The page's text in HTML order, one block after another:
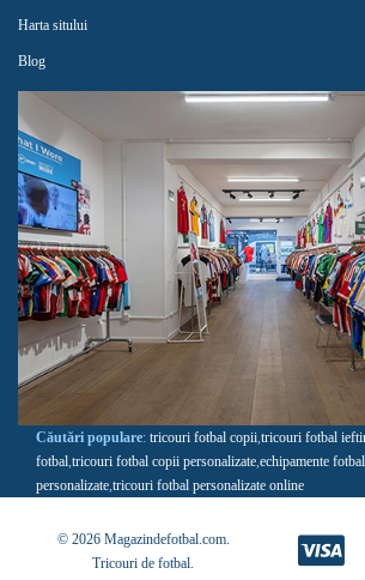
Harta sitului
Blog
Căutări populare: tricouri fotbal copii tricouri fotbal
fotbal tricouri fotbal copii personalizate echipamente
personalizate tricouri fotbal personalizate online
© 2026 Magazindefotbal.com.
Tricouri de fotbal